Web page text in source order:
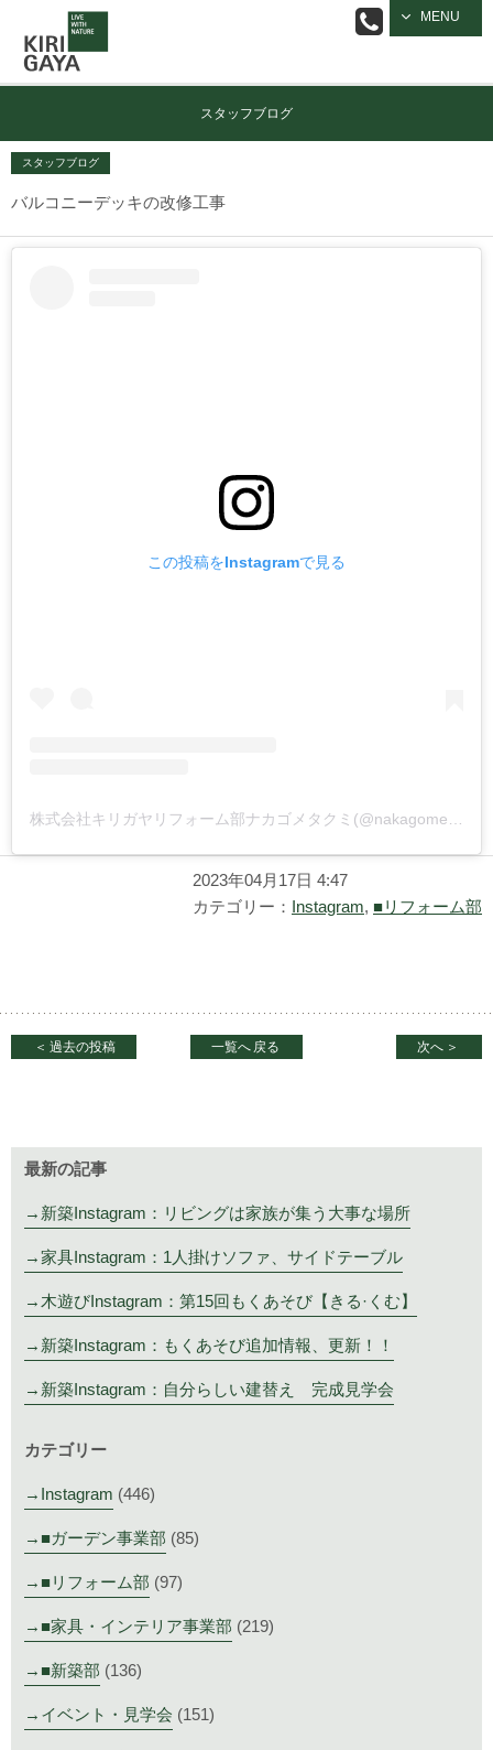
MENU
逗子の工務店
｜キリガヤ
スタッフブログ
スタッフブログ
バルコニーデッキの改修工事
この投稿をInstagramで見る
2023年04月17日 4:47
カテゴリー： Instagram, ■リフォーム部
＜ 過去の投稿 一覧へ 戻る 次へ ＞
最新の記事
新築Instagram：リビングは家族が集う大事な場所
家具Instagram：1人掛けソファ、サイドテーブル
木遊びInstagram：第15回もくあそび【きる·くむ】
新築Instagram：もくあそび追加情報、更新！！
新築Instagram：自分らしい建替え 完成見学会
カテゴリー
Instagram (446)
■ガーデン事業部 (85)
■リフォーム部 (97)
■家具・インテリア事業部 (219)
■新築部 (136)
イベント・見学会 (151)